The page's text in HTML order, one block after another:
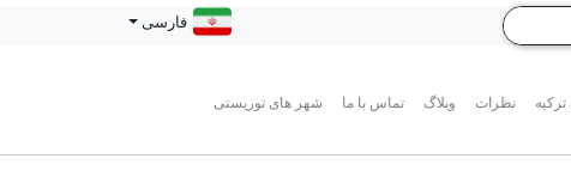
نظرات وبلاگ تماس با ما شهر های توریستی
فارسی